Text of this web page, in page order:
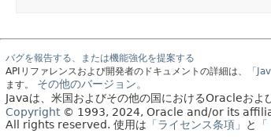
バグを報告する、または機能強化を提案する
APIリファレンスおよび開発者のドキュメントの詳細は、
「
ます。
その他のバージョン。
Javaは、米国およびその他の国におけるOracleおよ
Copyright© 1993, 2024, Oracle and/or its
All rights reserved. 使用は 「ライセンス条項」 と